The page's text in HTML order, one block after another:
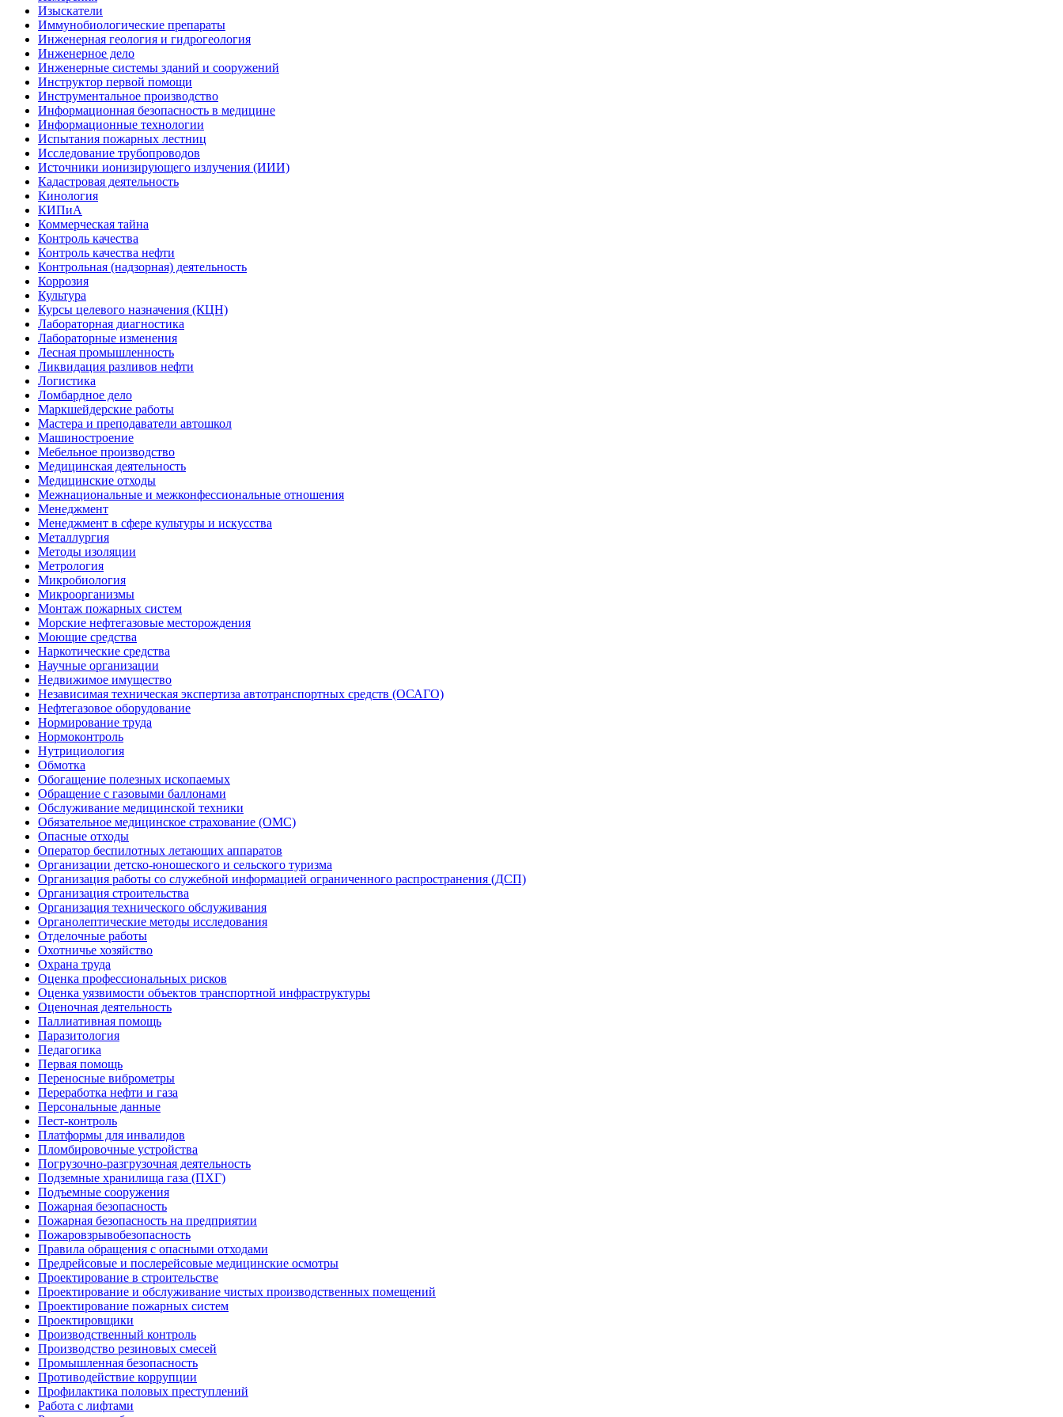
Изыскатели
Иммунобиологические препараты
Инженерная геология и гидрогеология
Инженерное дело
Инженерные системы зданий и сооружений
Инструктор первой помощи
Инструментальное производство
Информационная безопасность в медицине
Информационные технологии
Испытания пожарных лестниц
Исследование трубопроводов
Источники ионизирующего излучения (ИИИ)
Кадастровая деятельность
Кинология
КИПиА
Коммерческая тайна
Контроль качества
Контроль качества нефти
Контрольная (надзорная) деятельность
Коррозия
Культура
Курсы целевого назначения (КЦН)
Лабораторная диагностика
Лабораторные изменения
Лесная промышленность
Ликвидация разливов нефти
Логистика
Ломбардное дело
Маркшейдерские работы
Мастера и преподаватели автошкол
Машиностроение
Мебельное производство
Медицинская деятельность
Медицинские отходы
Межнациональные и межконфессиональные отношения
Менеджмент
Менеджмент в сфере культуры и искусства
Металлургия
Методы изоляции
Метрология
Микробиология
Микроорганизмы
Монтаж пожарных систем
Морские нефтегазовые месторождения
Моющие средства
Наркотические средства
Научные организации
Недвижимое имущество
Независимая техническая экспертиза автотранспортных средств (ОСАГО)
Нефтегазовое оборудование
Нормирование труда
Нормоконтроль
Нутрициология
Обмотка
Обогащение полезных ископаемых
Обращение с газовыми баллонами
Обслуживание медицинской техники
Обязательное медицинское страхование (ОМС)
Опасные отходы
Оператор беспилотных летающих аппаратов
Организации детско-юношеского и сельского туризма
Организация работы со служебной информацией ограниченного распространения (ДСП)
Организация строительства
Организация технического обслуживания
Органолептические методы исследования
Отделочные работы
Охотничье хозяйство
Охрана труда
Оценка профессиональных рисков
Оценка уязвимости объектов транспортной инфраструктуры
Оценочная деятельность
Паллиативная помощь
Паразитология
Педагогика
Первая помощь
Переносные виброметры
Переработка нефти и газа
Персональные данные
Пест-контроль
Платформы для инвалидов
Пломбировочные устройства
Погрузочно-разгрузочная деятельность
Подземные хранилища газа (ПХГ)
Подъемные сооружения
Пожарная безопасность
Пожарная безопасность на предприятии
Пожаровзрывобезопасность
Правила обращения с опасными отходами
Предрейсовые и послерейсовые медицинские осмотры
Проектирование в строительстве
Проектирование и обслуживание чистых производственных помещений
Проектирование пожарных систем
Проектировщики
Производственный контроль
Производство резиновых смесей
Промышленная безопасность
Противодействие коррупции
Профилактика половых преступлений
Работа с лифтами